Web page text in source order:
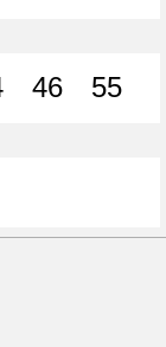
46
55